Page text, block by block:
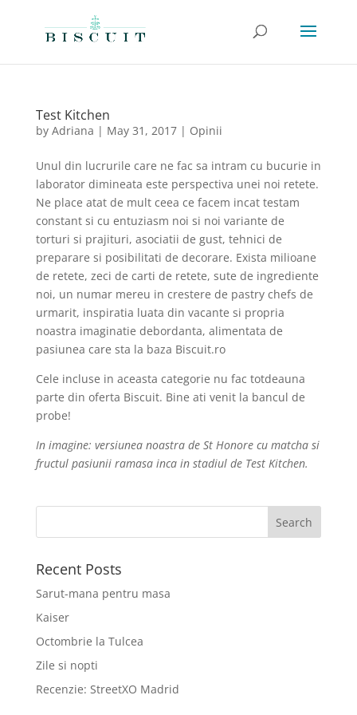
Test Kitchen
by Adriana | May 31, 2017| Opinii
Unul din lucrurile care ne fac sa intram cu bucurie in
laborator dimineata este perspectiva unei noi retete.
Ne place atat de mult ceea ce facem incat testam
constant si cu entuziasm noi si noi variante de
torturi si prajituri, asociatii de gust, tehnici de
preparare si posibilitati de decorare. Exista milioane
de retete, zeci de carti de retete, sute de ingrediente
noi, un numar mereu in crestere de pastry chefs de
urmarit, inspiratia luata din vacante si propria
noastra imaginatie debordanta, alimentata de
pasiunea care sta la baza Biscuit.ro
Cele incluse in aceasta categorie nu fac totdeauna
parte din oferta Biscuit. Bine ati venit la bancul de
probe!
In imagine: versiunea noastra de St Honore cu matcha si
fructul pasiunii ramasa inca in stadiul de Test Kitchen.
Recent Posts
Sarut-mana pentru masa
Kaiser
Octombrie la Tulcea
Zile si nopti
Recenzie: StreetXO Madrid